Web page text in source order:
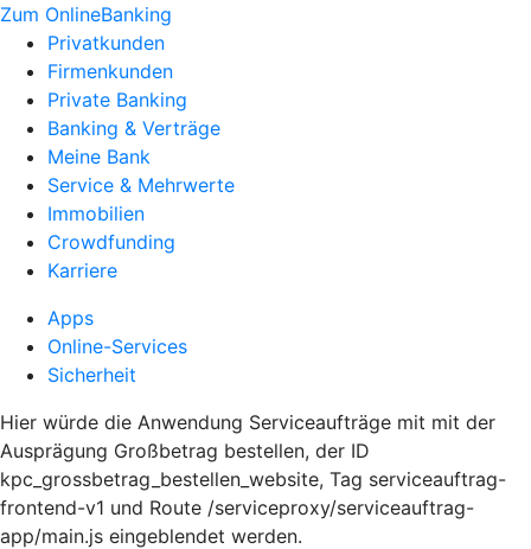
Zum OnlineBanking
Privatkunden
Firmenkunden
Private Banking
Banking & Verträge
Meine Bank
Service & Mehrwerte
Immobilien
Crowdfunding
Karriere
Apps
Online-Services
Sicherheit
Hier würde die Anwendung Serviceaufträge mit mit der
Ausprägung Großbetrag bestellen, der ID
kpc_grossbetrag_bestellen_website, Tag serviceauftrag-
frontend-v1 und Route /serviceproxy/serviceauftrag-
app/main.js eingeblendet werden.